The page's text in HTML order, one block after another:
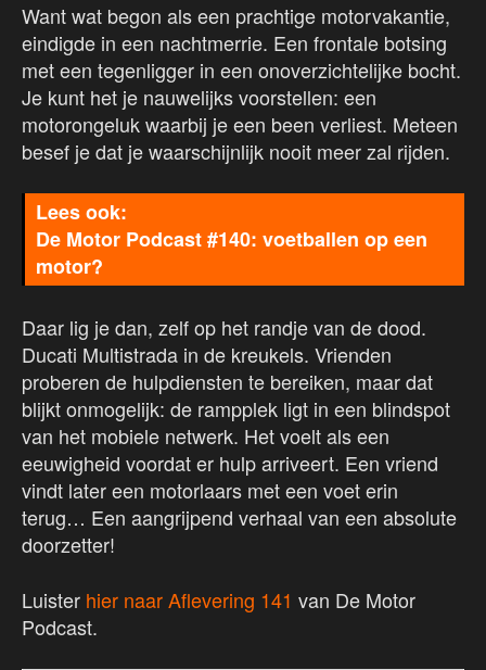
Want wat begon als een prachtige motorvakantie,
eindigde in een nachtmerrie. Een frontale botsing
met een tegenligger in een onoverzichtelijke bocht.
Je kunt het je nauwelijks voorstellen: een
motorongeluk waarbij je een been verliest. Meteen
besef je dat je waarschijnlijk nooit meer zal rijden.
De Motor Podcast #140: voetballen op een
motor?
Daar lig je dan, zelf op het randje van de dood.
Ducati Multistrada in de kreukels. Vrienden
proberen de hulpdiensten te bereiken, maar dat
blijkt onmogelijk: de rampplek ligt in een blindspot
van het mobiele netwerk. Het voelt als een
eeuwigheid voordat er hulp arriveert. Een vriend
vindt later een motorlaars met een voet erin
terug… Een aangrijpend verhaal van een absolute
doorzetter!
Luister hier naar Aflevering 141 van De Motor
Podcast.